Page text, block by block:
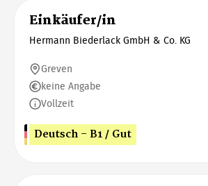
Einkäufer/in
Hermann Biederlack GmbH & Co. KG
Greven
keine Angabe
Vollzeit
Deutsch - B1 / Gut